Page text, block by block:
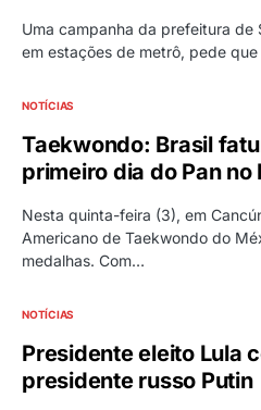
Uma campanha da prefeitura de
em estações de metrô, pede
NOTÍCIAS
Taekwondo: Brasil
primeiro dia do Pan no
Nesta quinta-feira (3), em
Americano de Taekwondo do
medalhas. Com…
NOTÍCIAS
Presidente eleito Lula
presidente russo Putin